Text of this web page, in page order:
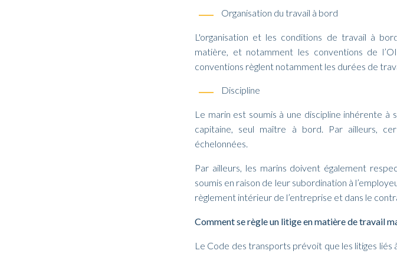
Organisation du travail à bord
L'organisation et les conditions de travail à
matière, et notamment les conventions de
conventions règlent notamment les durées de
Discipline
Le marin est soumis à une discipline inhérente à
capitaine, seul maître à bord. Par ailleurs,
échelonnées.
Par ailleurs, les marins doivent également
soumis en raison de leur subordination à
règlement intérieur de l’entreprise et dans le
Comment se règle un litige en matière de travail
Le Code des transports prévoit que les litiges